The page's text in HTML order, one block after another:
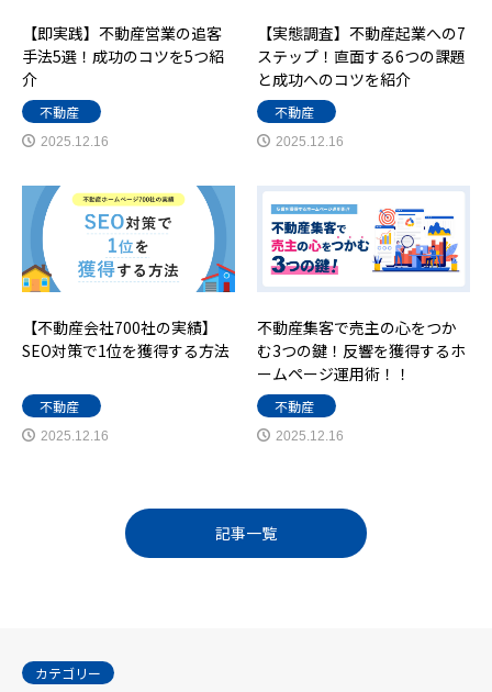
【即実践】不動産営業の追客
手法5選！成功のコツを5つ紹
介
不動産
2025.12.16
【実態調査】不動産起業への7
ステップ！直面する6つの課題
と成功へのコツを紹介
不動産
2025.12.16
【不動産会社700社の実績】
SEO対策で1位を獲得する方法
不動産
2025.12.16
不動産集客で売主の心をつか
む3つの鍵！反響を獲得するホ
ームページ運用術！！
不動産
2025.12.16
記事一覧
カテゴリー